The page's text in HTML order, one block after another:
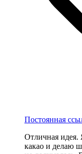
Постоянная
Отличная идея.
какао и делаю